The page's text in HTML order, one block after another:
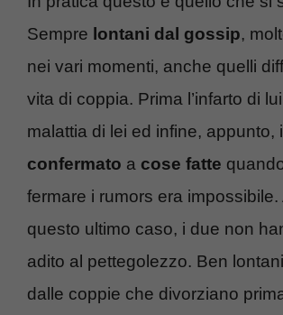
Sempre lontani dal gossip,
nei vari momenti, anche quelli
vita di coppia. Prima l’infarto di
malattia di lei ed infine, appunto,
confermato a cose fatte
fermare i rumors era impossibile.
questo ultimo caso, i due non
adito al pettegolezzo. Ben
dalle coppie che divorziano